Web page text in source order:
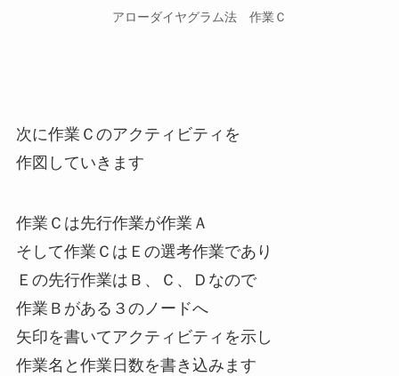
アローダイヤグラム法 作業Ｃ
次に作業Ｃのアクティビティを
作図していきます
作業Ｃは先行作業が作業Ａ
そして作業ＣはＥの選考作業であり
Ｅの先行作業はＢ、Ｃ、Ｄなので
作業Ｂがある３のノードへ
矢印を書いてアクティビティを示し
作業名と作業日数を書き込みます